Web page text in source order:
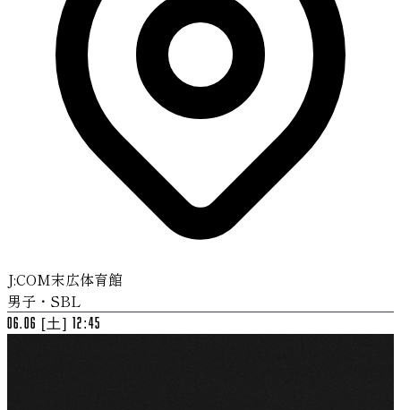
J:COM末広体育館
男子・SBL
06.06 [土] 12:45